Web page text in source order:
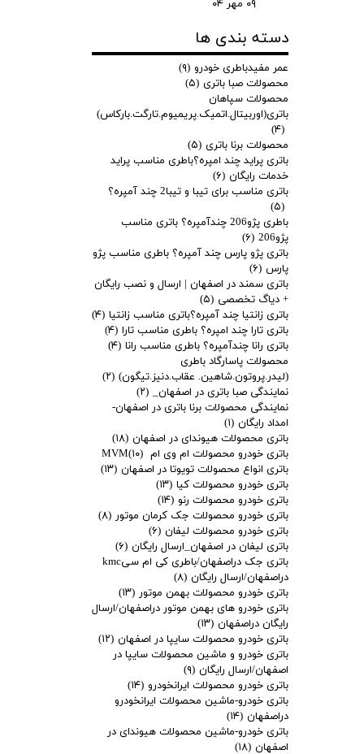
۰۹ مهر ۰۴
دسته بندی ها
عمر مفیدباطری خودرو (۹)
محصولات صبا باتری (۵)
محصولات سپاهان
باتری(اوربیتال.اتمیک.پریمیوم.تارگت.بارکاس)
(۴)
محصولات برنا باتری (۵)
باتری پراید چند امپره؟باطری مناسب پراید
خدمات رایگان (۶)
باتری مناسب برای تیبا و تیبا2 چند آمپره؟
(۵)
باطری پژو206 چندآمپره؟ باتری مناسب
پژو206
(۶)
باتری پژو پارس چند آمپره؟ باطری مناسب پژو
پارس (۶)
باتری سمند در اصفهان | ارسال و نصب رایگان
+ دیاگ تخصصی (۵)
باتری زانتیا چند آمپره؟باتری مناسب زانتیا (۴)
باتری تارا چند امپره؟ باطری مناسب تارا (۴)
باتری رانا چندآمپره؟ باطری مناسب رانا (۴)
محصولات پاسارگاد باطری
(لیدر.پروتون.شاهین. عقاب.دنیز.تیگون) (۲)
نمایندگی صبا باتری در اصفهان_ (۲)
نمایندگی محصولات برنا باتری در اصفهان-
امداد رایگان (۱)
باتری محصولات هیوندای در اصفهان (۱۸)
باتری خودرو محصولات ام وی ام MVM (۱۰)
باتری انواع محصولات تویوتا در اصفهان (۱۳)
باتری خودرو محصولات کیا (۱۳)
باتری خودرو محصولات رنو (۱۴)
باتری خودرو محصولات جک کرمان موتور (۸)
باتری خودرو محصولات لیفان (۶)
باتری لیفان در اصفهان_ارسال رایگان (۶)
باتری جک دراصفهان/باطری کی ام سیkmc
دراصفهان/ارسال رایگان (۸)
باتری خودرو محصولات بهمن موتور (۱۳)
باتری خودرو های بهمن موتور دراصفهان/ارسال
رایگان دراصفهان (۱۳)
باتری خودرو محصولات سایپا در اصفهان (۱۲)
باتری خودرو و ماشین محصولات سایپا در
اصفهان/ارسال رایگان (۹)
باتری خودرو محصولات ایرانخودرو (۱۴)
باتری خودرو-ماشین محصولات ایرانخودرو
دراصفهان (۱۴)
باتری خودرو-ماشین محصولات هیوندای در
اصفهان (۱۸)